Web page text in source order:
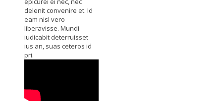
delenit convenire et. Id
eam nisl vero
liberavisse. Mundi
iudicabit deterruisset
ius an, suas ceteros id
pri.